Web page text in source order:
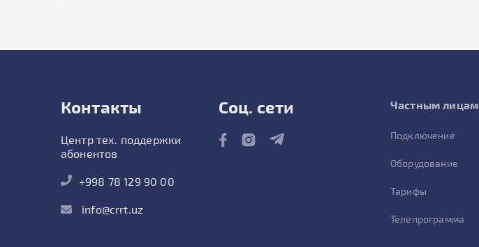
Контакты
Центр тех. поддержки
абонентов
+998 78 129 90 00
info@crrt.uz
Соц. сети Частным лицам
Подключение
Оборудование
Тарифы
Телепрограмма